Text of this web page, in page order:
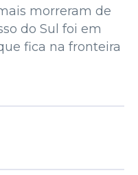
morreram de
do Sul foi em
fica na fronteira